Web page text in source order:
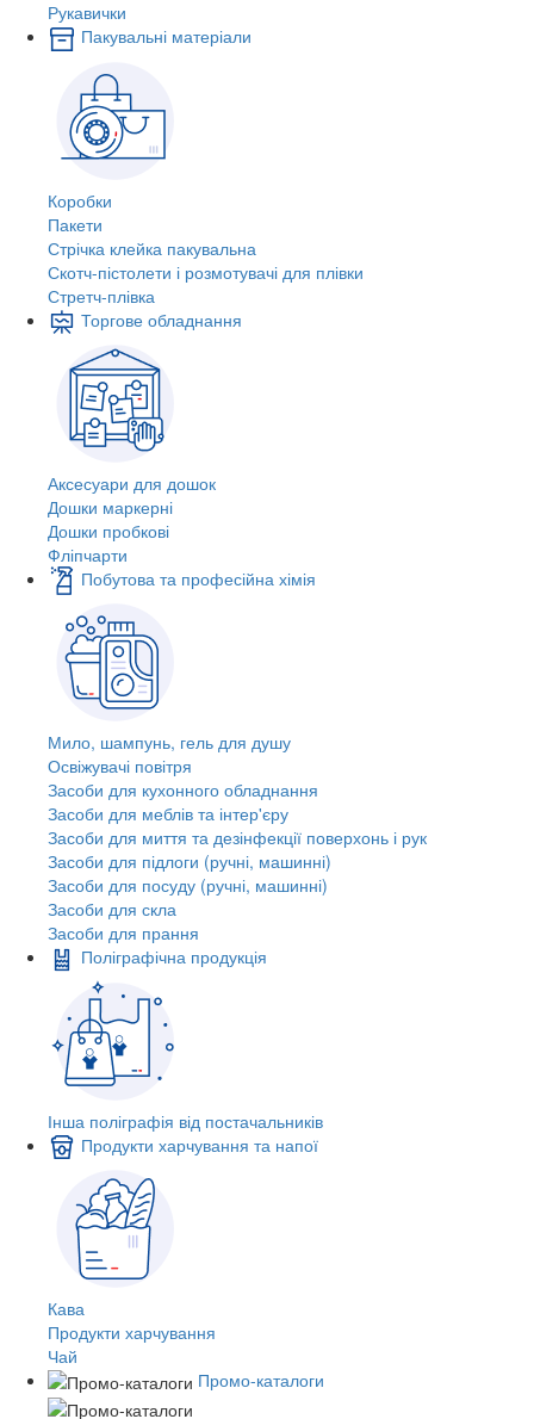
Рукавички
Пакувальні матеріали
Коробки
Пакети
Стрічка клейка пакувальна
Скотч-пістолети і розмотувачі для плівки
Стретч-плівка
Торгове обладнання
Аксесуари для дошок
Дошки маркерні
Дошки пробкові
Фліпчарти
Побутова та професійна хімія
Мило, шампунь, гель для душу
Освіжувачі повітря
Засоби для кухонного обладнання
Засоби для меблів та інтер'єру
Засоби для миття та дезінфекції поверхонь і рук
Засоби для підлоги (ручні, машинні)
Засоби для посуду (ручні, машинні)
Засоби для скла
Засоби для прання
Поліграфічна продукція
Інша поліграфія від постачальників
Продукти харчування та напої
Кава
Продукти харчування
Чай
Промо-каталоги